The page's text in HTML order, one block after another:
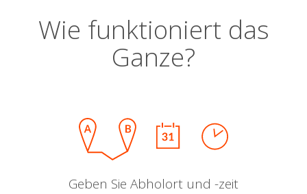
Wie funktioniert das
Ganze?
Geben Sie Abholort und -zeit